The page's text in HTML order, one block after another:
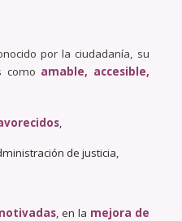
por la ciudadanía, su
como amable, accesible,
de justicia,
, en la mejora de